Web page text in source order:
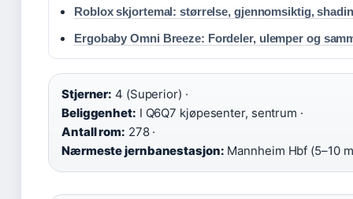
Roblox skjortemal: størrelse, gjennomsiktig,
Ergobaby Omni Breeze: Fordeler, ulemper og
Stjerner: 4 (Superior) ·
Beliggenhet: I Q6Q7 kjøpesenter, sentrum ·
Antall rom: 278 ·
Nærmeste jernbanestasjon: Mannheim Hbf (5–10